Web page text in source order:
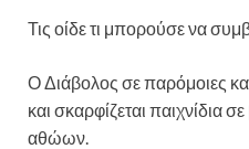
Τις οίδε τι μπορούσε να
Ο Διάβολος σε παρόμοιες
και σκαρφίζεται παιχνίδια
αθώων.